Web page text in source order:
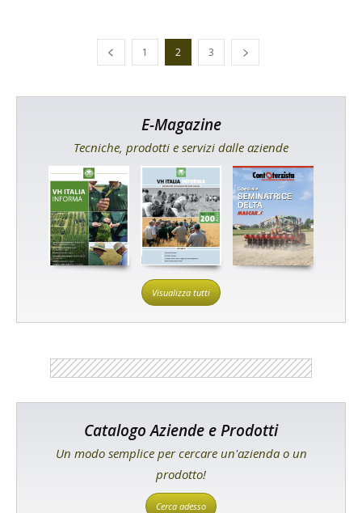
1 2 3
E-Magazine
Tecniche, prodotti e servizi dalle aziende
Visualizza tutti
Catalogo Aziende e Prodotti
Un modo semplice per cercare un'azienda o un
prodotto!
Cerca adesso